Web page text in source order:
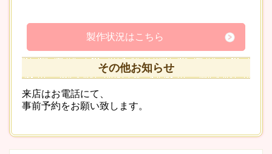
製作状況はこちら
その他お知らせ
来店はお電話にて、
事前予約をお願い致します。